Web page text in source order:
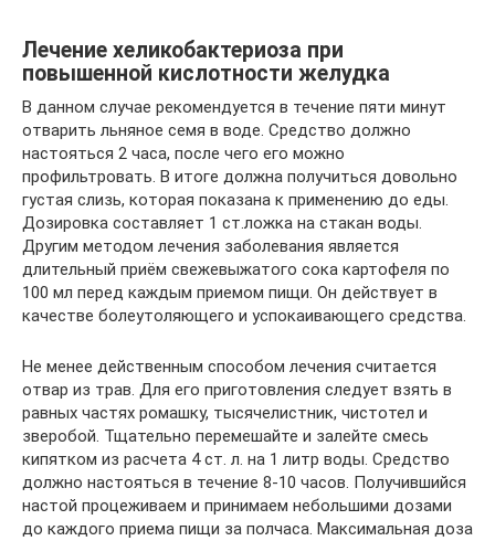
Лечение хеликобактериоза при
повышенной кислотности желудка
В данном случае рекомендуется в течение пяти минут
отварить льняное семя в воде. Средство должно
настояться 2 часа, после чего его можно
профильтровать. В итоге должна получиться довольно
густая слизь, которая показана к применению до еды.
Дозировка составляет 1 ст.ложка на стакан воды.
Другим методом лечения заболевания является
длительный приём свежевыжатого сока картофеля по
100 мл перед каждым приемом пищи. Он действует в
качестве болеутоляющего и успокаивающего средства.
Не менее действенным способом лечения считается
отвар из трав. Для его приготовления следует взять в
равных частях ромашку, тысячелистник, чистотел и
зверобой. Тщательно перемешайте и залейте смесь
кипятком из расчета 4 ст. л. на 1 литр воды. Средство
должно настояться в течение 8-10 часов. Получившийся
настой процеживаем и принимаем небольшими дозами
до каждого приема пищи за полчаса. Максимальная доза